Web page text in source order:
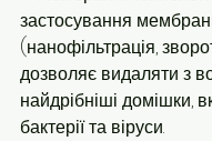
застосування
(нанофільтрація,
дозволяє видаляти з
найдрібніші домішки,
бактерії та віруси.